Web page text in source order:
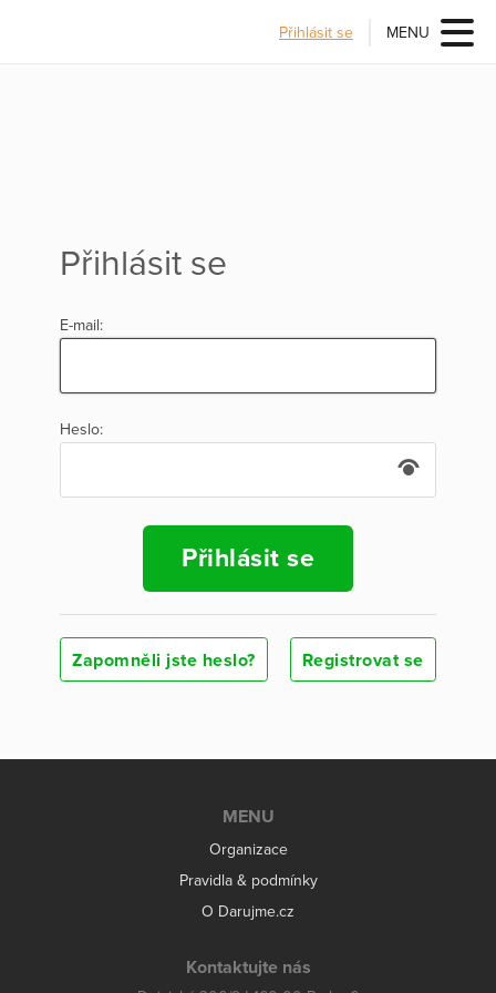
Přihlásit se MENU
Přihlásit se
E-mail:
Heslo:
Přihlásit se
Zapomněli jste heslo? Registrovat se
MENU
Organizace
Pravidla & podmínky
O Darujme.cz
Kontaktujte nás